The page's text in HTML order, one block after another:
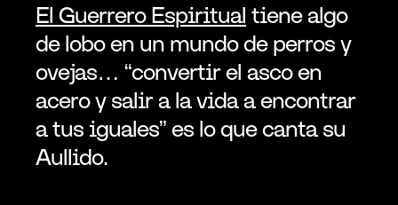
El Guerrero Espiritual tiene algo
de lobo en un mundo de perros y
ovejas… “convertir el asco en
acero y salir a la vida a encontrar
a tus iguales” es lo que canta su
Aullido.